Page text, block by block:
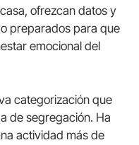
ofrezcan datos y
preparados para que
emocional del
categorización que
de segregación. Ha
actividad más de